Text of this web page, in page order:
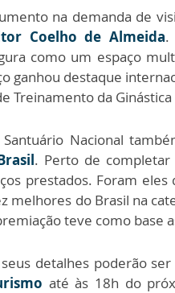
na demanda de
Coelho de Almeida.
como um espaço
ganhou destaque
Treinamento da Ginástica
Nacional
. Perto de completar
prestados. Foram
melhores do Brasil na
teve como base
detalhes poderão
até às 18h do